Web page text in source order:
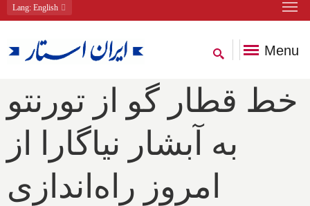
Lang: English
Menu
خط قطار گو از تورنتو
به آبشار نیاگارا از
امروز راه‌اندازی